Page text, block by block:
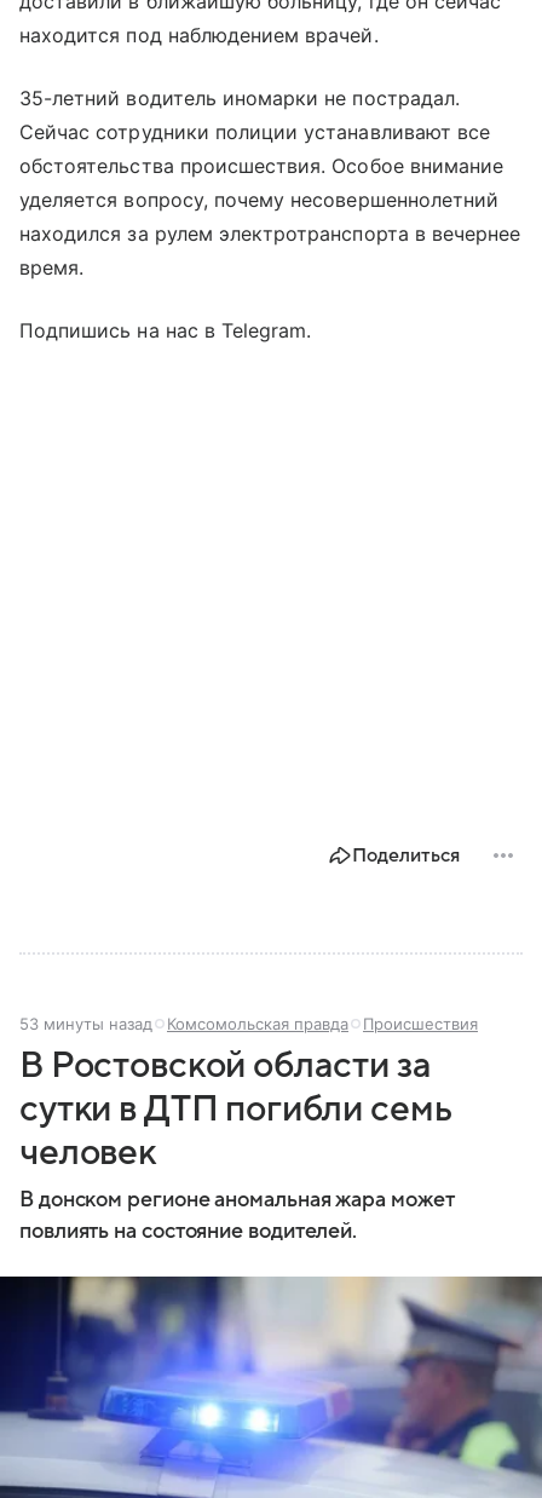
находится под наблюдением врачей.
35-летний водитель иномарки не пострадал.
Сейчас сотрудники полиции устанавливают все
обстоятельства происшествия. Особое внимание
уделяется вопросу, почему несовершеннолетний
находился за рулем электротранспорта в вечернее
время.
Подпишись на нас в Telegram.
Поделиться
53 минуты назад Комсомольская правда Происшествия
В Ростовской области за
сутки в ДТП погибли семь
человек
В донском регионе аномальная жара может
повлиять на состояние водителей.